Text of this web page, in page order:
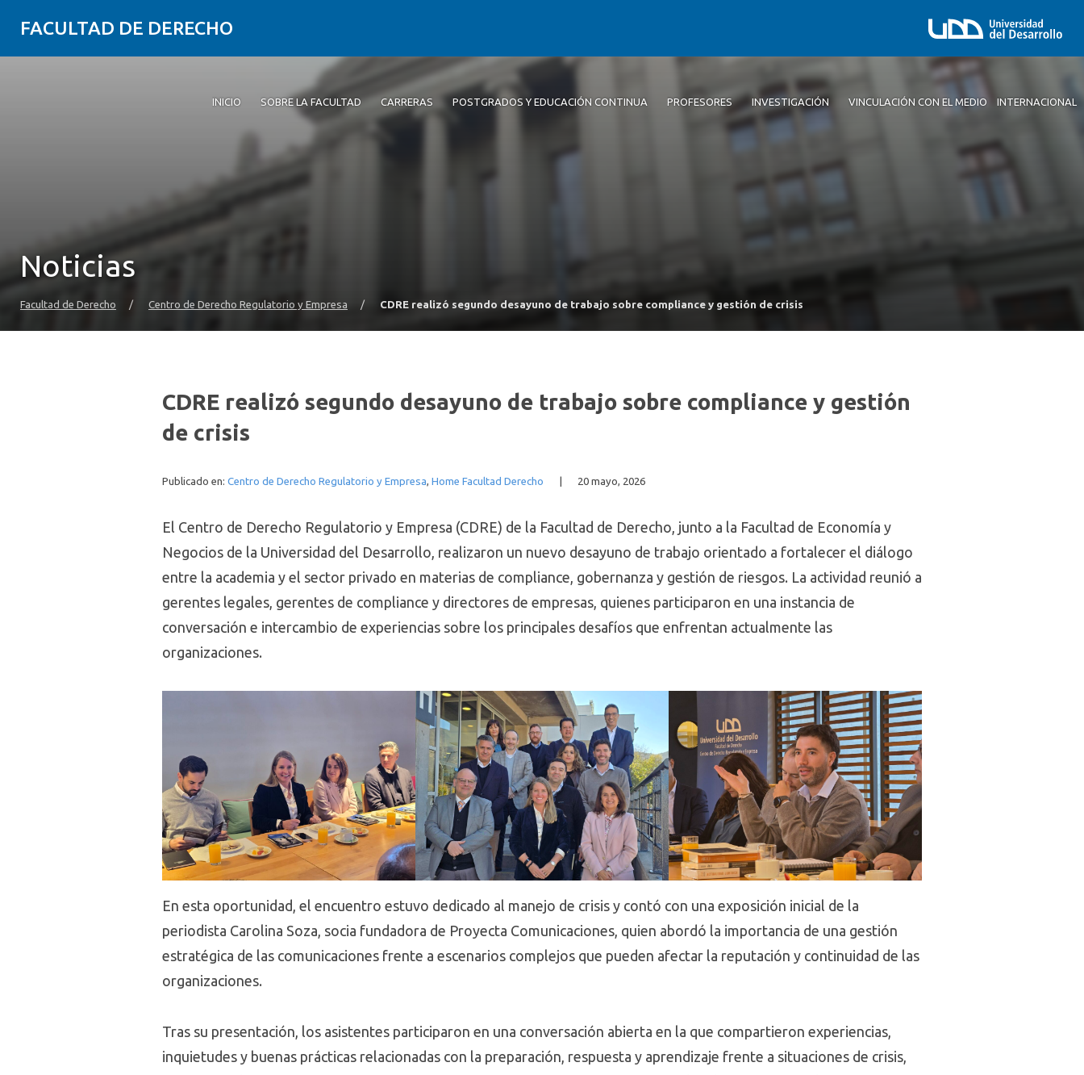
FACULTAD DE DERECHO
INICIO SOBRE LA FACULTAD CARRERAS POSTGRADOS Y EDUCACIÓN CONTINUA PROFESORES INVESTIGACIÓN VINCULACIÓN CON EL MEDIO INTERNACIONAL
Noticias
Facultad de Derecho / Centro de Derecho Regulatorio y Empresa / CDRE realizó segundo desayuno de trabajo sobre compliance y gestión de crisis
CDRE realizó segundo desayuno de trabajo sobre compliance y gestión
de crisis
Publicado en: Centro de Derecho Regulatorio y Empresa, Home Facultad Derecho 20 mayo, 2026
El Centro de Derecho Regulatorio y Empresa (CDRE) de la Facultad de Derecho, junto a la Facultad de Economía y
Negocios de la Universidad del Desarrollo, realizaron un nuevo desayuno de trabajo orientado a fortalecer el diálogo
entre la academia y el sector privado en materias de compliance, gobernanza y gestión de riesgos. La actividad reunió a
gerentes legales, gerentes de compliance y directores de empresas, quienes participaron en una instancia de
conversación e intercambio de experiencias sobre los principales desafíos que enfrentan actualmente las
organizaciones.
En esta oportunidad, el encuentro estuvo dedicado al manejo de crisis y contó con una exposición inicial de la
periodista Carolina Soza, socia fundadora de Proyecta Comunicaciones, quien abordó la importancia de una gestión
estratégica de las comunicaciones frente a escenarios complejos que pueden afectar la reputación y continuidad de las
organizaciones.
Tras su presentación, los asistentes participaron en una conversación abierta en la que compartieron experiencias,
inquietudes y buenas prácticas relacionadas con la preparación, respuesta y aprendizaje frente a situaciones de crisis,